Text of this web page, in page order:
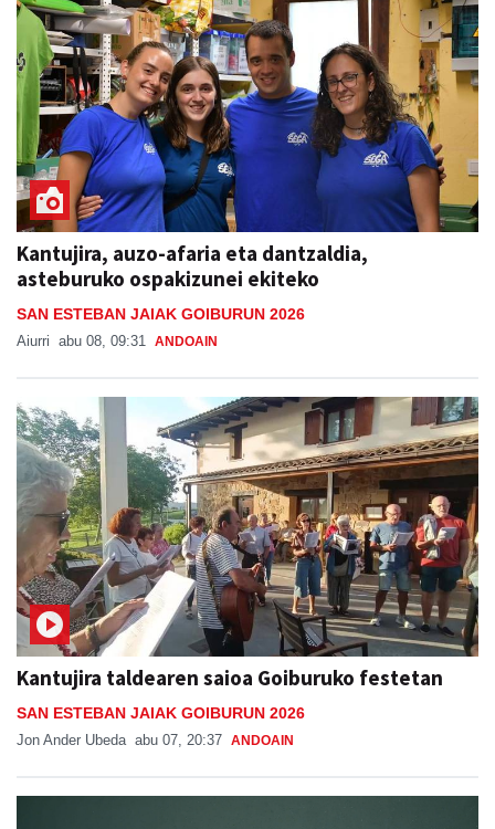
Kantujira, auzo-afaria eta dantzaldia,
asteburuko ospakizunei ekiteko
SAN ESTEBAN JAIAK GOIBURUN 2026
Aiurri abu 08, 09:31 ANDOAIN
Kantujira taldearen saioa Goiburuko festetan
SAN ESTEBAN JAIAK GOIBURUN 2026
Jon Ander Ubeda abu 07, 20:37 ANDOAIN